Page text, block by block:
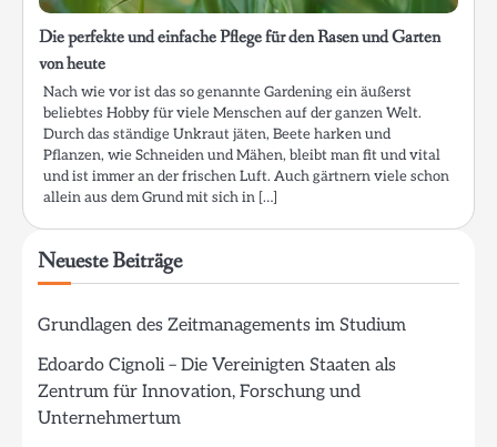
Die perfekte und einfache Pflege für den Rasen und Garten
von heute
Nach wie vor ist das so genannte Gardening ein äußerst
beliebtes Hobby für viele Menschen auf der ganzen Welt.
Durch das ständige Unkraut jäten, Beete harken und
Pflanzen, wie Schneiden und Mähen, bleibt man fit und vital
und ist immer an der frischen Luft. Auch gärtnern viele schon
allein aus dem Grund mit sich in […]
Neueste Beiträge
Grundlagen des Zeitmanagements im Studium
Edoardo Cignoli – Die Vereinigten Staaten als
Zentrum für Innovation, Forschung und
Unternehmertum